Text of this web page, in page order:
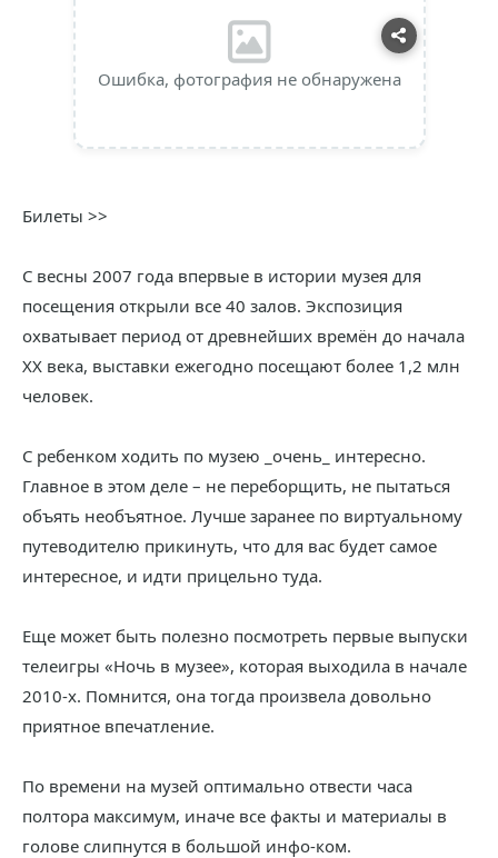
Ошибка, фотография не обнаружена
Билеты >>
С весны 2007 года впервые в истории музея для
посещения открыли все 40 залов. Экспозиция
охватывает период от древнейших времён до начала
XX века, выставки ежегодно посещают более 1,2 млн
человек.
С ребенком ходить по музею _очень_ интересно.
Главное в этом деле – не переборщить, не пытаться
объять необъятное. Лучше заранее по виртуальному
путеводителю прикинуть, что для вас будет самое
интересное, и идти прицельно туда.
Еще может быть полезно посмотреть первые выпуски
телеигры «Ночь в музее», которая выходила в начале
2010-х. Помнится, она тогда произвела довольно
приятное впечатление.
По времени на музей оптимально отвести часа
полтора максимум, иначе все факты и материалы в
голове слипнутся в большой инфо-ком.